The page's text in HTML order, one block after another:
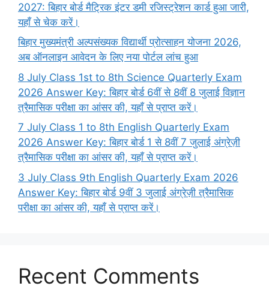
2027: बिहार बोर्ड मैट्रिक इंटर डमी रजिस्ट्रेशन कार्ड हुआ जारी,
यहाँ से चेक करें।
बिहार मुख्यमंत्री अल्पसंख्यक विद्यार्थी प्रोत्साहन योजना 2026,
अब ऑनलाइन आवेदन के लिए नया पोर्टल लांच हुआ
8 July Class 1st to 8th Science Quarterly Exam
2026 Answer Key: बिहार बोर्ड 6वीं से 8वीं 8 जुलाई विज्ञान
त्रैमासिक परीक्षा का आंसर की, यहाँ से प्राप्त करें।
7 July Class 1 to 8th English Quarterly Exam
2026 Answer Key: बिहार बोर्ड 1 से 8वीं 7 जुलाई अंग्रेज़ी
त्रैमासिक परीक्षा का आंसर की, यहाँ से प्राप्त करें।
3 July Class 9th English Quarterly Exam 2026
Answer Key: बिहार बोर्ड 9वीं 3 जुलाई अंग्रेज़ी त्रैमासिक
परीक्षा का आंसर की, यहाँ से प्राप्त करें।
Recent Comments